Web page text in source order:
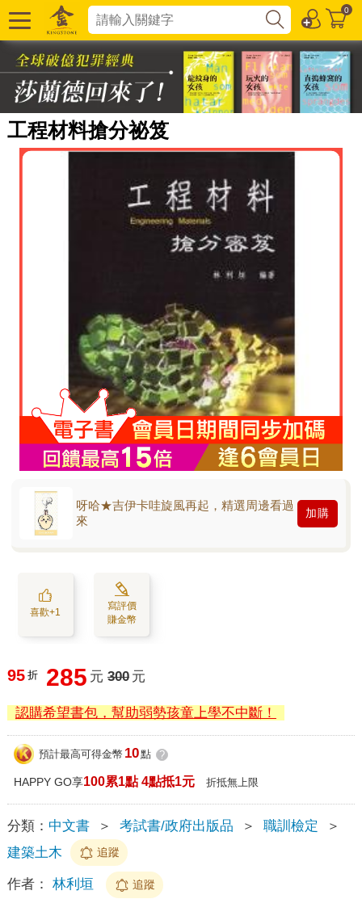
0
工程材料搶分祕笈
呀哈★吉伊卡哇旋風再起，精選周邊看過
來
加購
喜歡+1
寫評價
賺金幣
95 折 285 元 300 元
認購希望書包，幫助弱勢孩童上學不中斷！
預計最高可得金幣 10點 ?
HAPPY GO享100累1點 4點抵1元 折抵無上限
分類： 中文書 ＞ 考試書/政府出版品 ＞ 職訓檢定
＞
建築土木
追蹤
作者： 林利垣 追蹤